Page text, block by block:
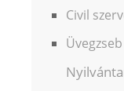
Civil
Üvegzseb